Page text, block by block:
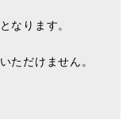
なります。
ただけません。